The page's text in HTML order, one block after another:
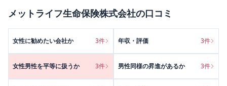
メットライフ生命保険株式会社の口コミ
女性に勧めたい会社か 3件 年収・評価 3件
女性男性を平等に扱うか 3件 男性同様の昇進があるか 3件